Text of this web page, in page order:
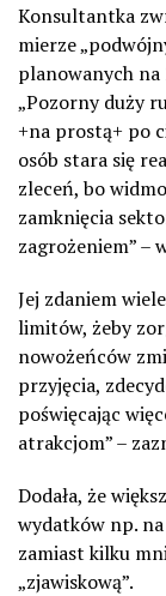
Konsultantka
mierze
planowanych na
„Pozorny duży
+na prostą+ po
osób stara się
zleceń, bo
zamknięcia
zagrożeniem” –
Jej zdaniem
limitów, żeby
nowożeńców
przyjęcia,
poświęcając
atrakcjom” –
Dodała, że
wydatków np.
zamiast kilku
„zjawiskową”.